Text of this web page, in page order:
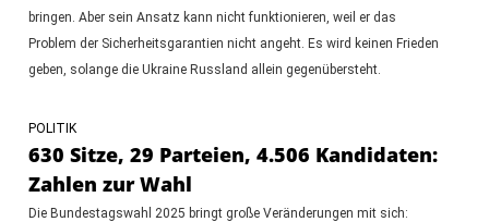
bringen. Aber sein Ansatz kann nicht funktionieren, weil er das
Problem der Sicherheitsgarantien nicht angeht. Es wird keinen Frieden
geben, solange die Ukraine Russland allein gegenübersteht.
POLITIK
630 Sitze, 29 Parteien, 4.506 Kandidaten:
Zahlen zur Wahl
Die Bundestagswahl 2025 bringt große Veränderungen mit sich: